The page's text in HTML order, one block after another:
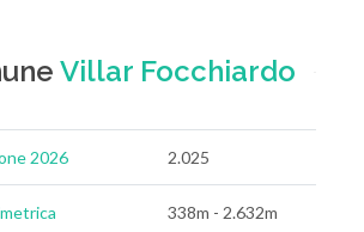
Villar Focchiardo
2026 2.025
338m - 2.632m